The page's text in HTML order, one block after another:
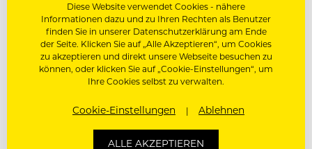
So vielfältig wie das Zillertal sind auch unser
Neuhaus Zillertal Resort und ElisabethHotel
Regionale Kulinarik, ein traumhaftes
Bergpanorama, natürliches und modernes
Ambiente und viel Tiroler Charme versprechen
abwechslungsreiches Urlaubserlebnis.
Mehr zum Unternehmen Neuhaus Zillertal Resort &
Elisabeth Hotel
JOBDETAILS
Diese Website verwendet Cookies - nähere
Informationen dazu und zu Ihren Rechten als Benutzer
finden Sie in unserer Datenschutzerklärung am Ende
der Seite. Klicken Sie auf „Alle Akzeptieren“, um Cookies
zu akzeptieren und direkt unsere Webseite besuchen zu
können, oder klicken Sie auf „Cookie-Einstellungen“, um
Ihre Cookies selbst zu verwalten.
Cookie-Einstellungen Ablehnen
ALLE AKZEPTIEREN